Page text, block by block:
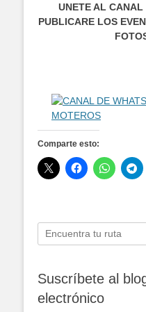
UNETE AL CANAL
PUBLICARE LOS
Comparte esto:
Buscar:
Suscríbete al
electrónico